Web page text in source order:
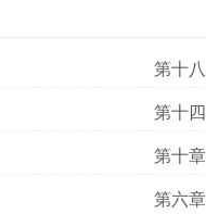
第十
第十
第十
第六